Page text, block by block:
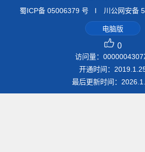
蜀ICP备 05006379 号 I 川公网安备
电脑版
0
访问量： 0000004307
开通时间： 2019 1
最后更新时间： 2026 1